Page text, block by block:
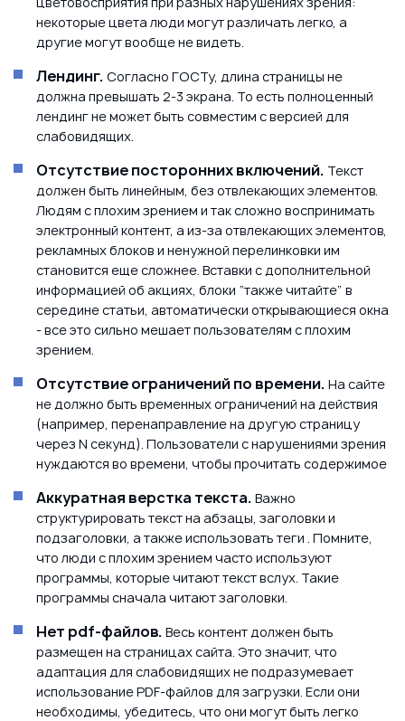
некоторые цвета люди могут различать легко, а
другие могут вообще не видеть.
Лендинг. Согласно ГОСТу, длина страницы не
должна превышать 2-3 экрана. То есть полноценный
лендинг не может быть совместим с версией для
слабовидящих.
Отсутствие посторонних включений. Текст
должен быть линейным, без отвлекающих элементов.
Людям с плохим зрением и так сложно воспринимать
электронный контент, а из-за отвлекающих элементов,
рекламных блоков и ненужной перелинковки им
становится еще сложнее. Вставки с дополнительной
информацией об акциях, блоки “также читайте” в
середине статьи, автоматически открывающиеся окна
- все это сильно мешает пользователям с плохим
зрением.
Отсутствие ограничений по времени. На сайте
не должно быть временных ограничений на действия
(например, перенаправление на другую страницу
через N секунд). Пользователи с нарушениями зрения
нуждаются во времени, чтобы прочитать содержимое
Аккуратная верстка текста. Важно
структурировать текст на абзацы, заголовки и
подзаголовки, а также использовать теги . Помните,
что люди с плохим зрением часто используют
программы, которые читают текст вслух. Такие
программы сначала читают заголовки.
Нет pdf-файлов. Весь контент должен быть
размещен на страницах сайта. Это значит, что
адаптация для слабовидящих не подразумевает
использование PDF-файлов для загрузки. Если они
необходимы, убедитесь, что они могут быть легко